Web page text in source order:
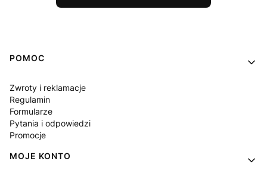
Linki w stopce
POMOC
Zwroty i reklamacje
Regulamin
Formularze
Pytania i odpowiedzi
Promocje
MOJE KONTO